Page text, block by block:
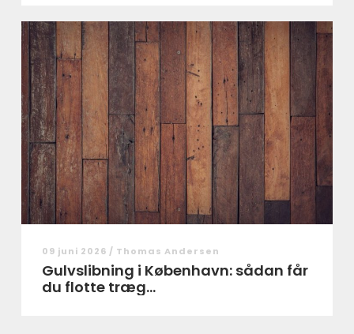
09 juni 2026 / Thomas Andersen
Gulvslibning i København: sådan får
du flotte træg...